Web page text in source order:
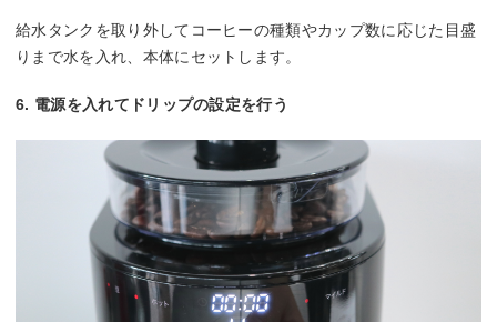
給水タンクを取り外してコーヒーの種類やカップ数に応じた目盛
りまで水を入れ、本体にセットします。
6. 電源を入れてドリップの設定を行う